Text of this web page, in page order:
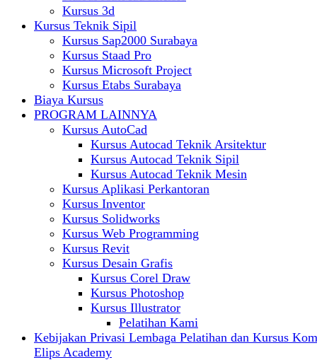
Kursus 3d
Kursus Teknik Sipil
Kursus Sap2000 Surabaya
Kursus Staad Pro
Kursus Microsoft Project
Kursus Etabs Surabaya
Biaya Kursus
PROGRAM LAINNYA
Kursus AutoCad
Kursus Autocad Teknik Arsitektur
Kursus Autocad Teknik Sipil
Kursus Autocad Teknik Mesin
Kursus Aplikasi Perkantoran
Kursus Inventor
Kursus Solidworks
Kursus Web Programming
Kursus Revit
Kursus Desain Grafis
Kursus Corel Draw
Kursus Photoshop
Kursus Illustrator
Pelatihan Kami
Kebijakan Privasi Lembaga Pelatihan dan Kursus
Elips Academy